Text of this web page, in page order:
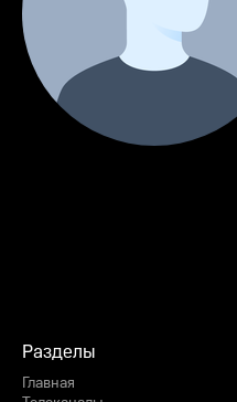
Разделы
Главная